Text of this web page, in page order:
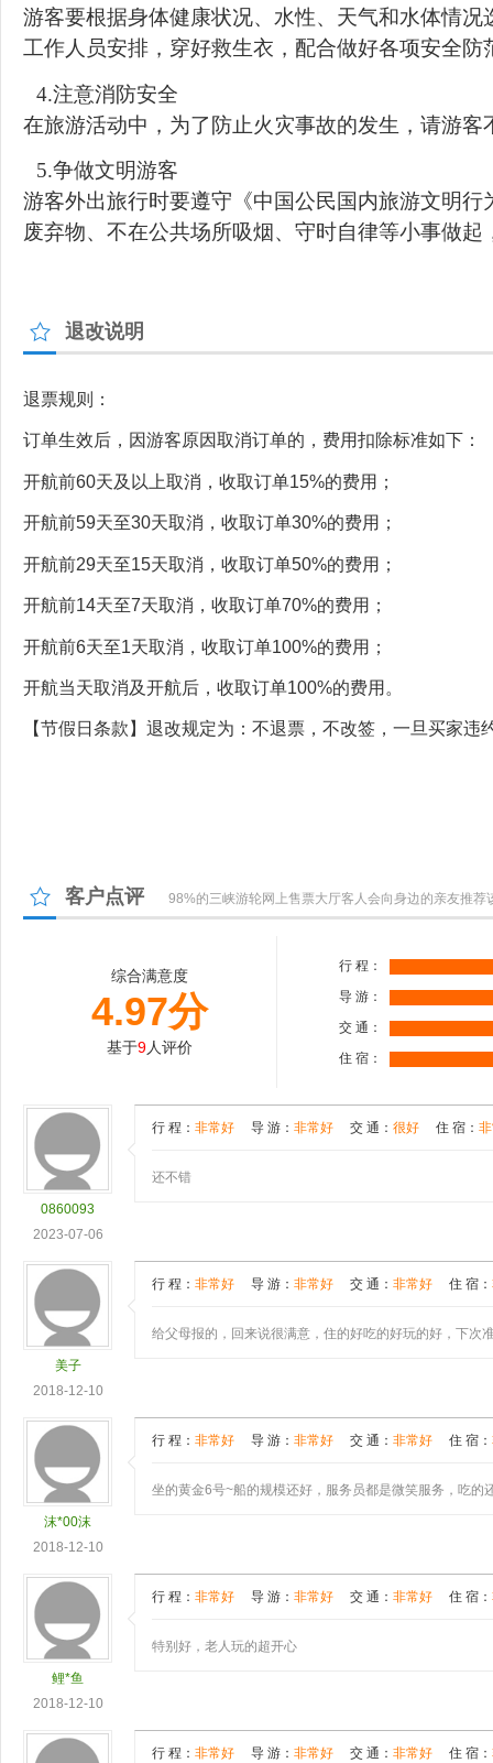
游客要根据身体健康状况、水性、天气和水体情
工作人员安排，穿好救生衣，配合做好各项安全防
4.注意消防安全
在旅游活动中，为了防止火灾事故的发生，请游
5.争做文明游客
游客外出旅行时要遵守《中国公民国内旅游文明
废弃物、不在公共场所吸烟、守时自律等小事做
退改说明
退票规则：
订单生效后，因游客原因取消订单的，费用扣除标准如下：
开航前60天及以上取消，收取订单15%的费用；
开航前59天至30天取消，收取订单30%的费用；
开航前29天至15天取消，收取订单50%的费用；
开航前14天至7天取消，收取订单70%的费用；
开航前6天至1天取消，收取订单100%的费用；
开航当天取消及开航后，收取订单100%的费用。
【节假日条款】退改规定为：不退票，不改签，一旦买家
客户点评 98%的三峡游轮网上售票大厅客人会向身边的亲友推荐